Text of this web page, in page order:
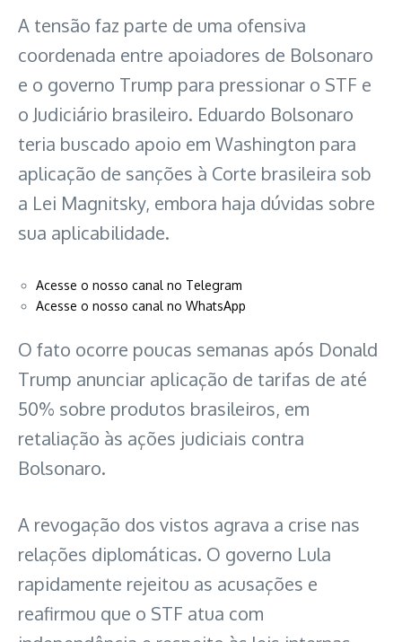
A tensão faz parte de uma ofensiva
coordenada entre apoiadores de Bolsonaro
e o governo Trump para pressionar o STF e
o Judiciário brasileiro. Eduardo Bolsonaro
teria buscado apoio em Washington para
aplicação de sanções à Corte brasileira sob
a Lei Magnitsky, embora haja dúvidas sobre
sua aplicabilidade.
Acesse o nosso canal no Telegram
Acesse o nosso canal no WhatsApp
O fato ocorre poucas semanas após Donald
Trump anunciar aplicação de tarifas de até
50% sobre produtos brasileiros, em
retaliação às ações judiciais contra
Bolsonaro.
A revogação dos vistos agrava a crise nas
relações diplomáticas. O governo Lula
rapidamente rejeitou as acusações e
reafirmou que o STF atua com